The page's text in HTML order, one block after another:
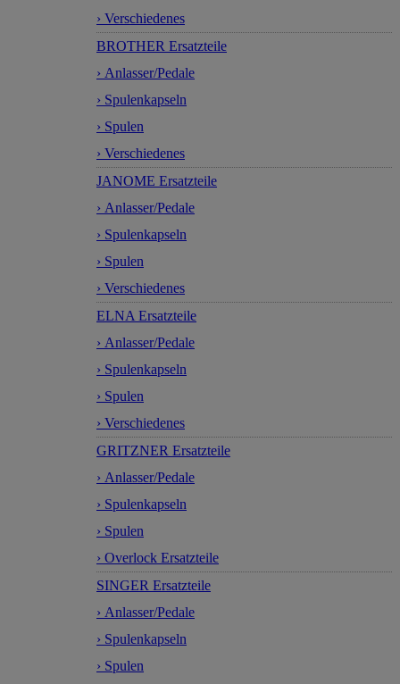
› Verschiedenes
BROTHER Ersatzteile
› Anlasser/Pedale
› Spulenkapseln
› Spulen
› Verschiedenes
JANOME Ersatzteile
› Anlasser/Pedale
› Spulenkapseln
› Spulen
› Verschiedenes
ELNA Ersatzteile
› Anlasser/Pedale
› Spulenkapseln
› Spulen
› Verschiedenes
GRITZNER Ersatzteile
› Anlasser/Pedale
› Spulenkapseln
› Spulen
› Overlock Ersatzteile
SINGER Ersatzteile
› Anlasser/Pedale
› Spulenkapseln
› Spulen